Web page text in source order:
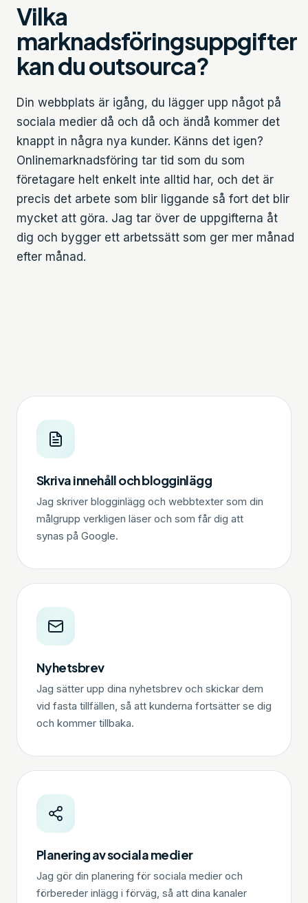
Vilka
marknadsföringsuppgifter
kan du outsourca?
Din webbplats är igång, du lägger upp något på
sociala medier då och då och ändå kommer det
knappt in några nya kunder. Känns det igen?
Onlinemarknadsföring tar tid som du som
företagare helt enkelt inte alltid har, och det är
precis det arbete som blir liggande så fort det blir
mycket att göra. Jag tar över de uppgifterna åt
dig och bygger ett arbetssätt som ger mer månad
efter månad.
Skriva innehåll och blogginlägg
Jag skriver blogginlägg och webbtexter som din
målgrupp verkligen läser och som får dig att
synas på Google.
Nyhetsbrev
Jag sätter upp dina nyhetsbrev och skickar dem
vid fasta tillfällen, så att kunderna fortsätter se dig
och kommer tillbaka.
Planering av sociala medier
Jag gör din planering för sociala medier och
förbereder inlägg i förväg, så att dina kanaler